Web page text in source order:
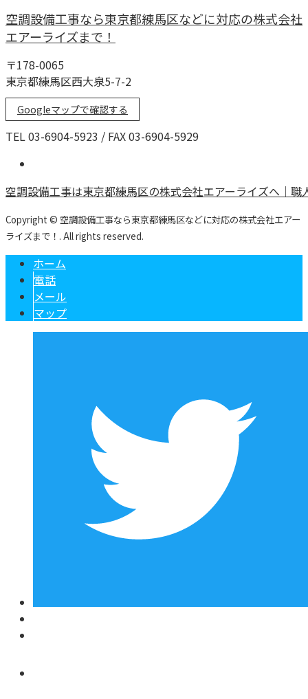
空調設備工事なら東京都練馬区などに対応の株式会社
エアーライズまで！
〒178-0065
東京都練馬区西大泉5-7-2
Googleマップで確認する
TEL 03-6904-5923 / FAX 03-6904-5929
空調設備工事は東京都練馬区の株式会社エアーライズへ｜職
Copyright © 空調設備工事なら東京都練馬区などに対応の株式会社エアー
ライズまで！. All rights reserved.
ホーム
電話
メール
マップ